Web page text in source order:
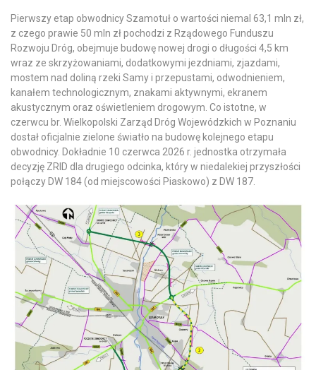
Pierwszy etap obwodnicy Szamotuł o wartości niemal 63,1 mln zł,
z czego prawie 50 mln zł pochodzi z Rządowego Funduszu
Rozwoju Dróg, obejmuje budowę nowej drogi o długości 4,5 km
wraz ze skrzyżowaniami, dodatkowymi jezdniami, zjazdami,
mostem nad doliną rzeki Samy i przepustami, odwodnieniem,
kanałem technologicznym, znakami aktywnymi, ekranem
akustycznym oraz oświetleniem drogowym. Co istotne, w
czerwcu br. Wielkopolski Zarząd Dróg Wojewódzkich w Poznaniu
dostał oficjalnie zielone światło na budowę kolejnego etapu
obwodnicy. Dokładnie 10 czerwca 2026 r. jednostka otrzymała
decyzję ZRID dla drugiego odcinka, który w niedalekiej przyszłości
połączy DW 184 (od miejscowości Piaskowo) z DW 187.